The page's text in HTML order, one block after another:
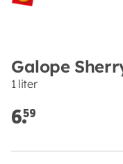
Galope
1 liter
6.59